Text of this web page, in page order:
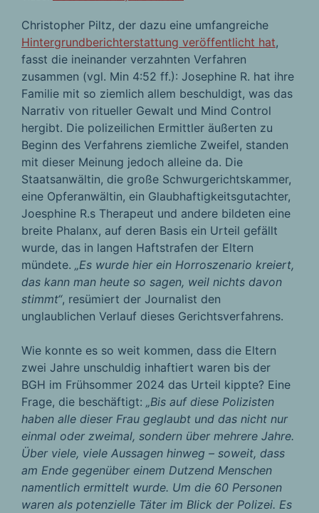
Christopher Piltz, der dazu eine umfangreiche
Hintergrundberichterstattung veröffentlicht hat,
fasst die ineinander verzahnten Verfahren
zusammen (vgl. Min 4:52 ff.): Josephine R. hat ihre
Familie mit so ziemlich allem beschuldigt, was das
Narrativ von ritueller Gewalt und Mind Control
hergibt. Die polizeilichen Ermittler äußerten zu
Beginn des Verfahrens ziemliche Zweifel, standen
mit dieser Meinung jedoch alleine da. Die
Staatsanwältin, die große Schwurgerichtskammer,
eine Opferanwältin, ein Glaubhaftigkeitsgutachter,
Joesphine R.s Therapeut und andere bildeten eine
breite Phalanx, auf deren Basis ein Urteil gefällt
wurde, das in langen Haftstrafen der Eltern
mündete. „Es wurde hier ein Horroszenario kreiert,
das kann man heute so sagen, weil nichts davon
stimmt“, resümiert der Journalist den
unglaublichen Verlauf dieses Gerichtsverfahrens.
Wie konnte es so weit kommen, dass die Eltern
zwei Jahre unschuldig inhaftiert waren bis der
BGH im Frühsommer 2024 das Urteil kippte? Eine
Frage, die beschäftigt: „Bis auf diese Polizisten
haben alle dieser Frau geglaubt und das nicht nur
einmal oder zweimal, sondern über mehrere Jahre.
Über viele, viele Aussagen hinweg – soweit, dass
am Ende gegenüber einem Dutzend Menschen
namentlich ermittelt wurde. Um die 60 Personen
waren als potenzielle Täter im Blick der Polizei. Es